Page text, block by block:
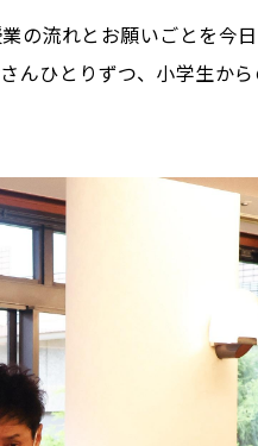
の流れとお願いごとを今
んひとりずつ、小学生か